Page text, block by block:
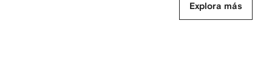
Explora más